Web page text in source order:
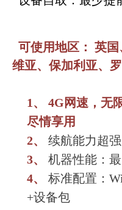
可使用地区： 英
维亚、保加利亚、
1、
4G网速，无
尽情享用
2、 续航能力超
3、
机器性能：
4、
标准配置：
+设备包